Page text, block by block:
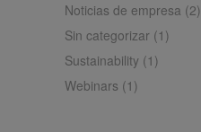
Noticias de empresa (2)
Sin categorizar (1)
Sustainability (1)
Webinars (1)